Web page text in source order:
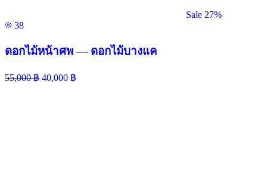
Sale 27%
38
ดอกไม้หน้าศพ — ดอกไม้บางแค
55,000฿ 40,000 ฿